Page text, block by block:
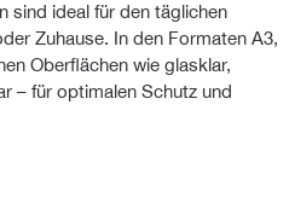
sind ideal für den täglichen
Zuhause. In den Formaten A3,
Oberflächen wie glasklar,
– für optimalen Schutz und